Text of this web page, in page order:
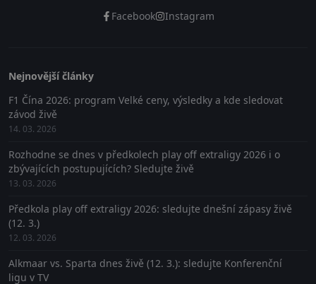
Facebook Instagram
Nejnovější články
F1 Čína 2026: program Velké ceny, výsledky a kde sledovat
závod živě
14. 03. 2026
Rozhodne se dnes v předkolech play off extraligy 2026 i o
zbývajících postupujících? Sledujte živě
13. 03. 2026
Předkola play off extraligy 2026: sledujte dnešní zápasy živě
(12. 3.)
12. 03. 2026
Alkmaar vs. Sparta dnes živě (12. 3.): sledujte Konferenční
ligu v TV